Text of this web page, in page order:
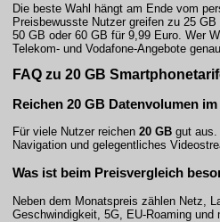
Die beste Wahl hängt am Ende vom
Preisbewusste Nutzer greifen zu 25
50 GB oder 60 GB für 9,99 Euro. Wer
Telekom- und Vodafone-Angebote
FAQ zu 20 GB
Reichen 20 GB Datenvolumen
Für viele Nutzer reichen 20 GB gut aus.
Navigation und gelegentliches
Was ist beim Preisvergleich
Neben dem Monatspreis zählen Netz,
Geschwindigkeit, 5G, EU-Roaming und